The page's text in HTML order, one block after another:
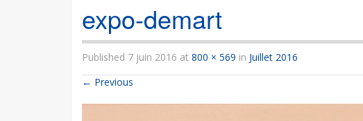
expo-demart
Published 7 juin 2016 at 800 × 569 in Juillet 2016
← Previous